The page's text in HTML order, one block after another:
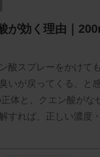
が効く理由｜
酸スプレーをかけて
いが戻ってくる、と
体と、クエン酸がな
すれば、正しい濃度